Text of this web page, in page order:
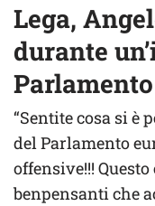
Lega,
durante
“Sentite cosa si è
del Parlamento
offensive!!!
benpensanti che